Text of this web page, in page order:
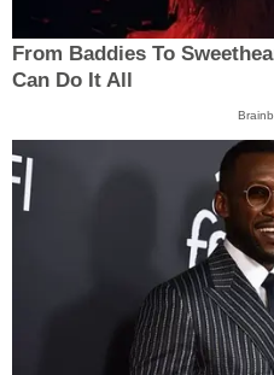
From Baddies To
Can Do It All